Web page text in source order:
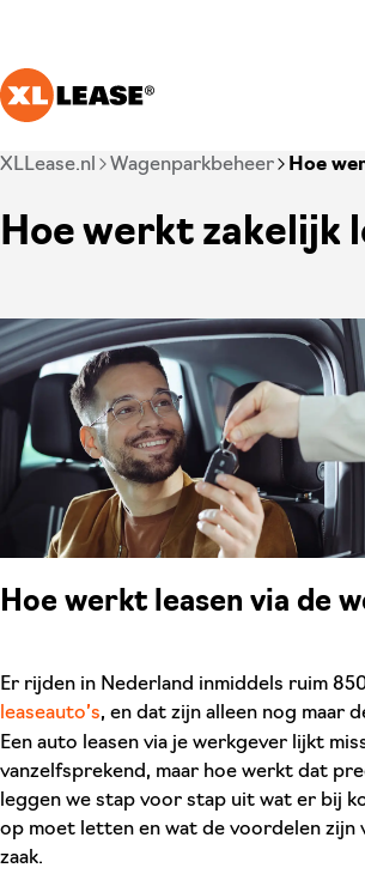
Je bent nu voorbij het hoofdmenu
XLLease.nl Wagenparkbeheer Hoe
Hoe werkt zakelijk
Hoe werkt leasen via de
Er rijden in Nederland inmiddels ruim
leaseauto’s, en dat zijn alleen nog maar
Een auto leasen via je werkgever lijkt
vanzelfsprekend, maar hoe werkt dat
leggen we stap voor stap uit wat er bij
op moet letten en wat de voordelen zijn
zaak.